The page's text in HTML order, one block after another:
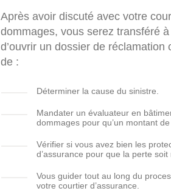
Après avoir discuté avec votre
dommages, vous serez transféré à
d’ouvrir un dossier de réclamation
de :
Déterminer la cause du sinistre.
Mandater un évaluateur en
dommages pour qu’un montant
Vérifier si vous avez bien les
d’assurance pour que la perte soit
Vous guider tout au long du
votre courtier d’assurance.